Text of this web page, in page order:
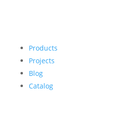
Products
Projects
Blog
Catalog